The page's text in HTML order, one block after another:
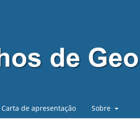
Carta de apresentação Sobre